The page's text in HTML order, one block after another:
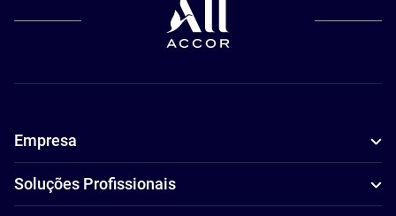
Empresa
Soluções Profissionais